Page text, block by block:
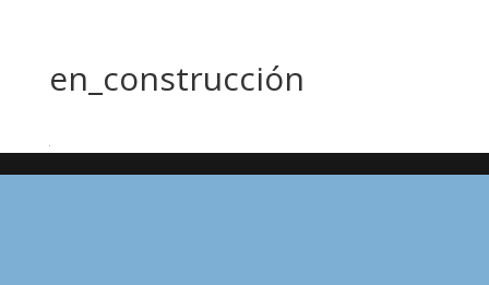
en_construcción